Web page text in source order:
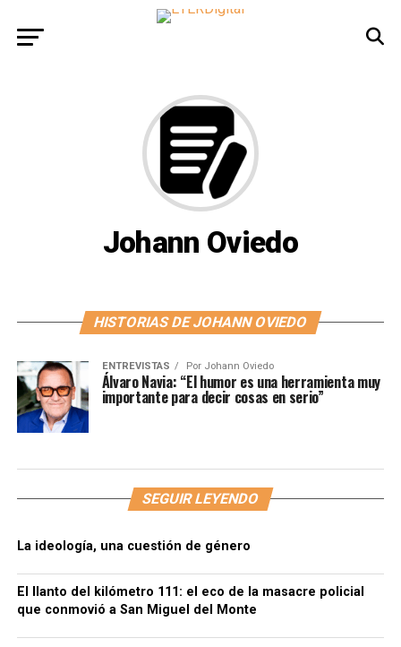
Johann Oviedo
HISTORIAS DE JOHANN OVIEDO
ENTREVISTAS Por Johann Oviedo
Álvaro Navia: “El humor es una herramienta muy
importante para decir cosas en serio”
SEGUIR LEYENDO
La ideología, una cuestión de género
El llanto del kilómetro 111: el eco de la masacre policial
que conmovió a San Miguel del Monte